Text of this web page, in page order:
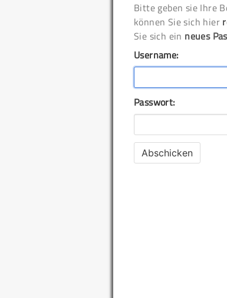
Bitte geben sie Ihre
können Sie sich hier
Sie sich ein neues
Username:
Passwort: